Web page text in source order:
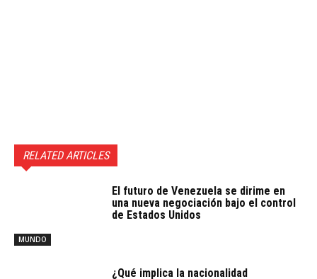
RELATED ARTICLES
MUNDO
El futuro de Venezuela se dirime en
una nueva negociación bajo el control
de Estados Unidos
¿Qué implica la nacionalidad